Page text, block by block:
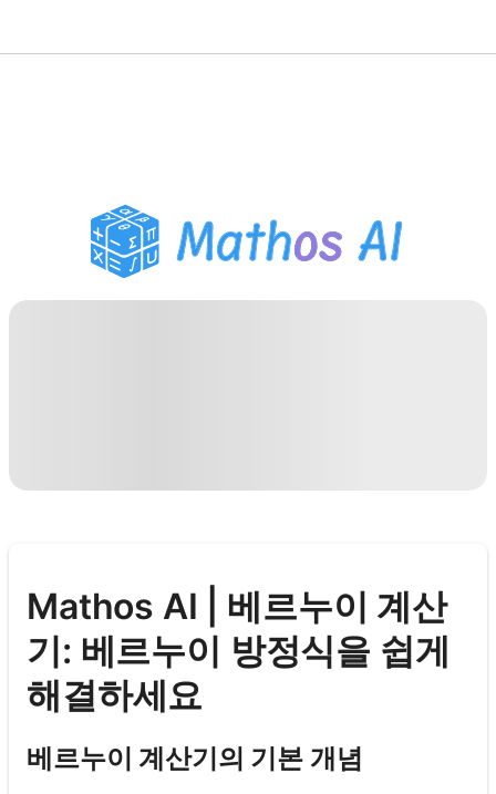
PDF 숙제 도우미
학습 도구
Mathos AI | 베르누이 계산
기: 베르누이 방정식을 쉽게
해결하세요
베르누이 계산기의 기본 개념